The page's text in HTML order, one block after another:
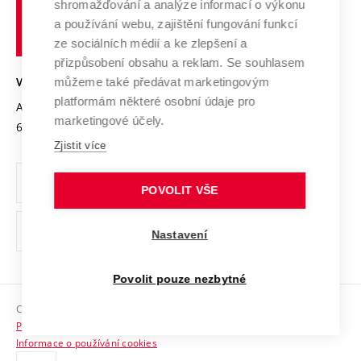
Transfer znalostí
Open Science
Projekty
Projekty ze strukturálních fondů
Specifický výzkum
Služby univerzity
Mezinárodní dohody
Univerzitní sítě
Udržitelná univerzita
Podnikavá univerzita / ContriBUTe
Bezpečná univerzita
Vyznamenání
Organizační struktura
Ochrana osobních údajů
odkaz)
Sociální bezpečí
HR Award
učení
technické
VYSOKÉ UČENÍ TECHNICKÉ V BRNĚ
Antonínská 548/1
602 00 Brno
www.vut.cz
vut@vutbr.cz
Copyright © 2026 VUT
Prohlášení o přístupnosti
Informace o používání cookies
shromažďování a analýze informací o výkonu
a používání webu, zajištění fungování funkcí
ze sociálních médií a ke zlepšení a
přizpůsobení obsahu a reklam. Se souhlasem
můžeme také předávat marketingovým
platformám některé osobní údaje pro
marketingové účely.
Zjistit více
POVOLIT VŠE
Nastavení
Povolit pouze nezbytné